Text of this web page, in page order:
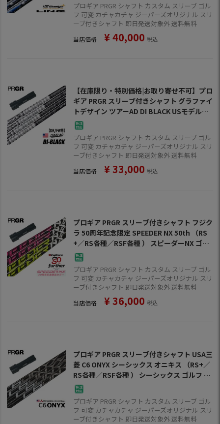
プロギア PRGR シャフト カスタム スリーブ ゴル
フ 可変 カチャカチャ ジーパーズオリジナル スリ
ーブ付きシャフト 即日発送対象外 送料無料
当店価格 ¥40,000 税込
【在庫限り・特別価格|お取り寄せ不可】プロ
ギア PRGR スリーブ付きシャフト グラファイ
トデザイン ツアーAD DI BLACK USモデル
（RS+／RS各種／RSF各種 ） ツアーAD DI ブ
ラック ゴルフ シャフト
プロギア PRGR シャフト カスタム スリーブ ゴル
フ 可変 カチャカチャ ジーパーズオリジナル スリ
ーブ付きシャフト 即日発送対象外 送料無料
当店価格 ¥33,000 税込
プロギア PRGR スリーブ付きシャフト フジク
ラ 50周年記念限定 SPEEDER NX 50th （RS
+／RS各種／RSF各種 ） スピーダーNX ゴル
フ シャフト
プロギア PRGR シャフト カスタム スリーブ ゴル
フ 可変 カチャカチャ ジーパーズオリジナル スリ
ーブ付きシャフト 即日発送対象外 送料無料
当店価格 ¥36,000 税込
プロギア PRGR スリーブ付きシャフト USA三
菱 C6 ONYX シーシックス オニキス （RS+／
RS各種／RSF各種 ） シーシックス ゴルフ シ
ャフト
プロギア PRGR シャフト カスタム スリーブ ゴル
フ 可変 カチャカチャ ジーパーズオリジナル スリ
ーブ付きシャフト 即日発送対象外 送料無料